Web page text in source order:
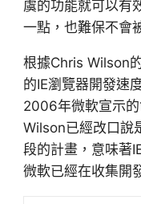
虞的功能就可以有
一點，也難保不會
根據Chris Wilson
的IE瀏覽器開發速
2006年微軟宣示
Wilson已經改口說
段的計畫，意味著
微軟已經在收集開